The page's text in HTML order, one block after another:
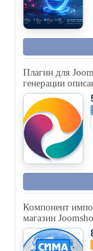
Плагин для
генерации
Компонент
магазин